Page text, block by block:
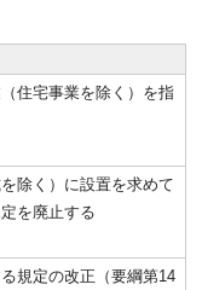
住宅事業を除く）を指
除く）に設置を求めて
を廃止する
規定の改正（要綱第14